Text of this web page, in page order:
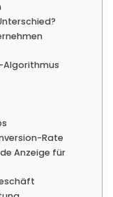
Algorithmus
Rate
Anzeige für